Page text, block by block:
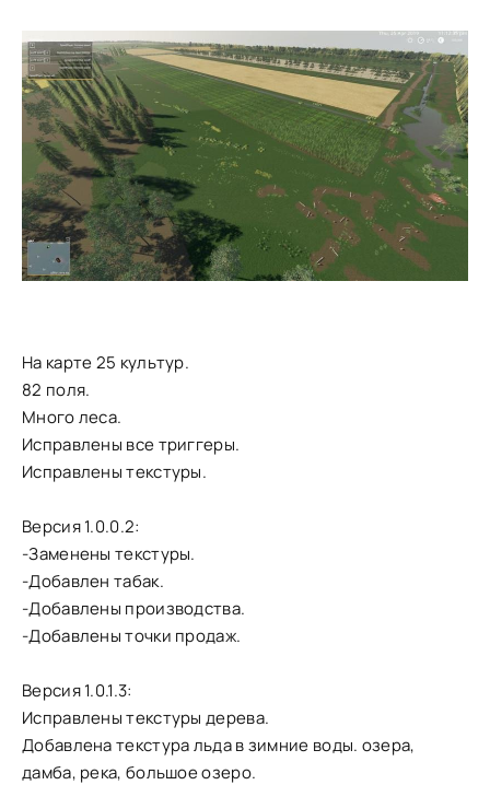
На карте 25 культур.
82 поля.
Много леса.
Исправлены все триггеры.
Исправлены текстуры.
Версия 1.0.0.2:
-Заменены текстуры.
-Добавлен табак.
-Добавлены производства.
-Добавлены точки продаж.
Версия 1.0.1.3:
Исправлены текстуры дерева.
Добавлена текстура льда в зимние воды. озера,
дамба, река, большое озеро.